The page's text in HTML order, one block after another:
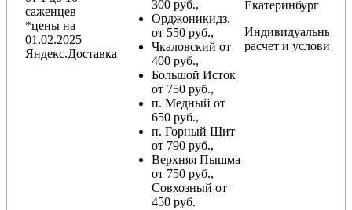
саженцев
*цены на
01.02.2025
Яндекс.Доставка
300 руб.,
Орджоникидз.
от 550 руб.,
Чкаловский от
400 руб.,
Большой Исток
от 750 руб.,
п. Медный от
650 руб.,
п. Горный Щит
от 790 руб.,
Верхняя Пышма
от 750 руб.,
Совхозный от
450 руб.
Екатеринбург
Индивидуальный
расчет и условия